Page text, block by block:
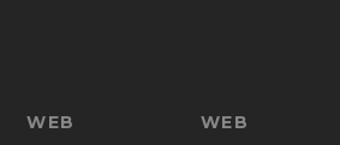
WEB WEB